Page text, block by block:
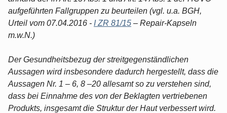
aufgeführten Fallgruppen zu beurteilen (vgl. u.a. BGH,
Urteil vom 07.04.2016 - I ZR 81/15 – Repair-Kapseln
m.w.N.)
Der Gesundheitsbezug der streitgegenständlichen
Aussagen wird insbesondere dadurch hergestellt, dass die
Aussagen Nr. 1 – 6, 8 –20 allesamt so zu verstehen sind,
dass bei Einnahme des von der Beklagten vertriebenen
Produkts, insgesamt die Struktur der Haut verbessert wird.